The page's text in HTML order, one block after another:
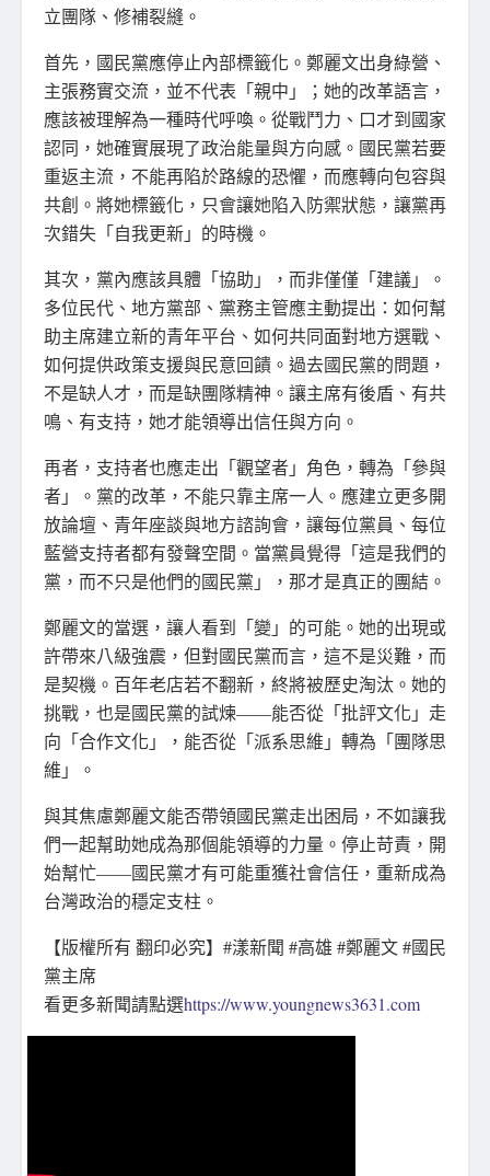
立團隊、修補裂縫。
首先，國民黨應停止內部標籤化。鄭麗文出身綠營、
主張務實交流，並不代表「親中」；她的改革語言，
應該被理解為一種時代呼喚。從戰鬥力、口才到國家
認同，她確實展現了政治能量與方向感。國民黨若要
重返主流，不能再陷於路線的恐懼，而應轉向包容與
共創。將她標籤化，只會讓她陷入防禦狀態，讓黨再
次錯失「自我更新」的時機。
其次，黨內應該具體「協助」，而非僅僅「建議」。
多位民代、地方黨部、黨務主管應主動提出：如何幫
助主席建立新的青年平台、如何共同面對地方選戰、
如何提供政策支援與民意回饋。過去國民黨的問題，
不是缺人才，而是缺團隊精神。讓主席有後盾、有共
鳴、有支持，她才能領導出信任與方向。
再者，支持者也應走出「觀望者」角色，轉為「參與
者」。黨的改革，不能只靠主席一人。應建立更多開
放論壇、青年座談與地方諮詢會，讓每位黨員、每位
藍營支持者都有發聲空間。當黨員覺得「這是我們的
黨，而不只是他們的國民黨」，那才是真正的團結。
鄭麗文的當選，讓人看到「變」的可能。她的出現或
許帶來八級強震，但對國民黨而言，這不是災難，而
是契機。百年老店若不翻新，終將被歷史淘汰。她的
挑戰，也是國民黨的試煉——能否從「批評文化」走
向「合作文化」，能否從「派系思維」轉為「團隊思
維」。
與其焦慮鄭麗文能否帶領國民黨走出困局，不如讓我
們一起幫助她成為那個能領導的力量。停止苛責，開
始幫忙——國民黨才有可能重獲社會信任，重新成為
台灣政治的穩定支柱。
【版權所有 翻印必究】#漾新聞 #高雄 #鄭麗文 #國民
黨主席
看更多新聞請點選https://www.youngnews3631.com